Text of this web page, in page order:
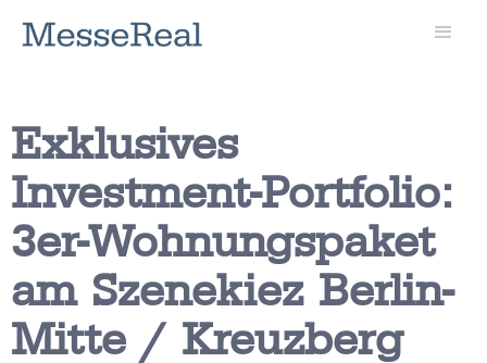
Exklusives
Investment-Portfolio:
3er-Wohnungspaket
am Szenekiez Berlin-
Mitte / Kreuzberg